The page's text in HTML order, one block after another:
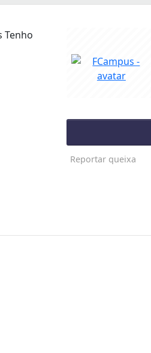
Tenho
Reportar queixa